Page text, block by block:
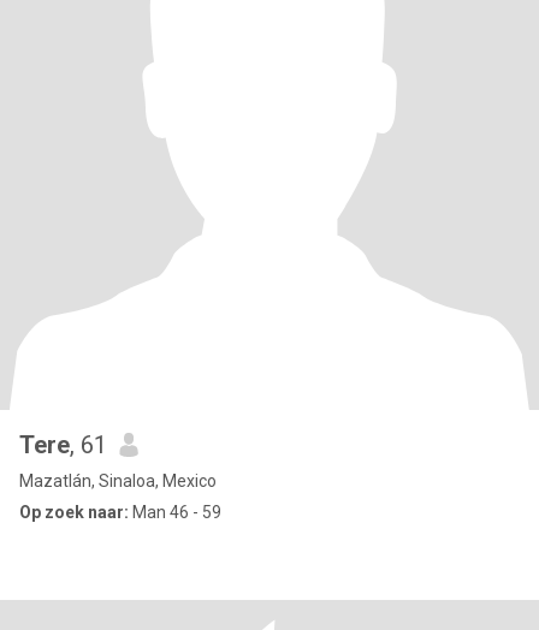
Tere, 61
Mazatlán, Sinaloa, Mexico
Op zoek naar: Man 46 - 59